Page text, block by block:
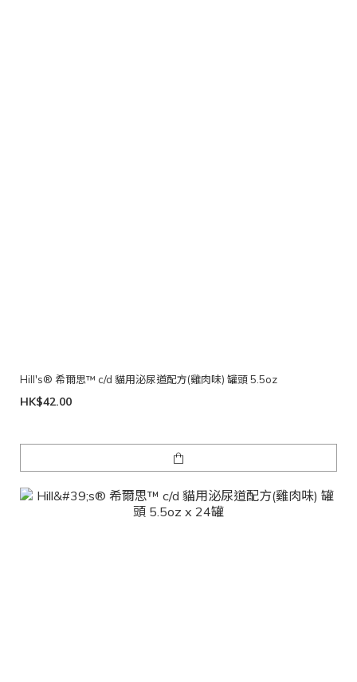
Hill's® 希爾思™ c/d 貓用泌尿道配方(雞肉味) 罐頭 5.5oz
HK$42.00